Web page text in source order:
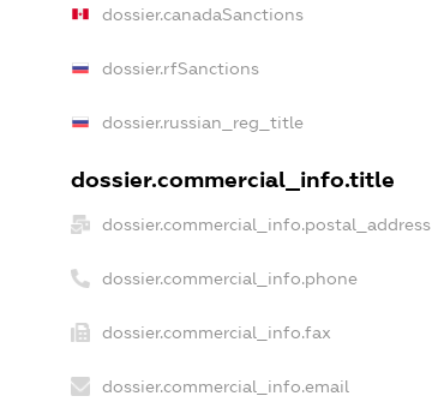
dossier.canadaSanctions
dossier.rfSanctions
dossier.russian_reg_title
dossier.commercial_info.title
dossier.commercial_info.postal_address
dossier.commercial_info.phone
dossier.commercial_info.fax
dossier.commercial_info.email